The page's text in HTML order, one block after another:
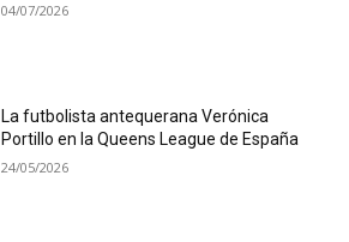
04/07/2026
La futbolista antequerana Verónica
Portillo en la Queens League de España
24/05/2026